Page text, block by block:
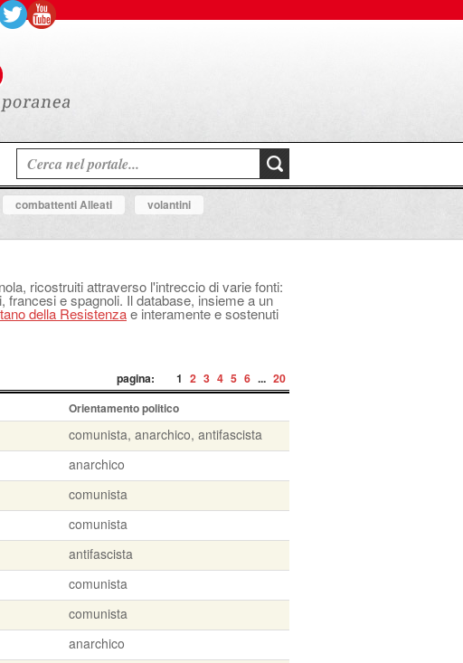
combattenti Alleati
volantini
ricostruiti attraverso l'intreccio di varie fonti:
e spagnoli. Il database, insieme a un
della Resistenzae interamente e sostenuti
pagina: 1 2 3 4 5 6 ... 20
Orientamento politico
comunista, anarchico, antifascista
anarchico
comunista
comunista
antifascista
comunista
comunista
anarchico